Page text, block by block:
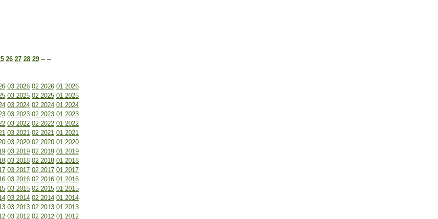
26 27 28 29 -- --
03 2026 02 2026 01 2026
03 2025 02 2025 01 2025
03 2024 02 2024 01 2024
03 2023 02 2023 01 2023
03 2022 02 2022 01 2022
03 2021 02 2021 01 2021
03 2020 02 2020 01 2020
03 2019 02 2019 01 2019
03 2018 02 2018 01 2018
03 2017 02 2017 01 2017
03 2016 02 2016 01 2016
03 2015 02 2015 01 2015
03 2014 02 2014 01 2014
03 2013 02 2013 01 2013
03 2012 02 2012 01 2012